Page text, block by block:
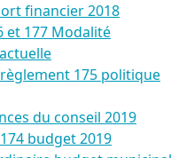
financier 2018
et 177 Modalité
175 politique
du conseil 2019
budget 2019